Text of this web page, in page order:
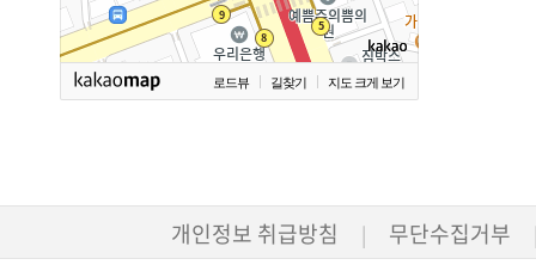
로드뷰 길찾기 지도 크게 보기
개인정보 취급방침 | 무단수집거부